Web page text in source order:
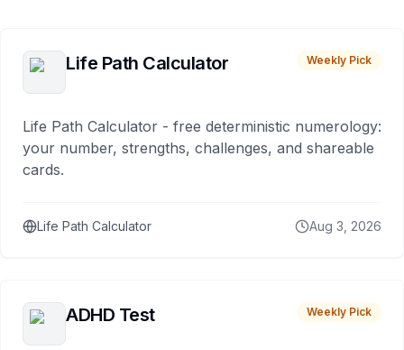
Life Path Calculator Weekly Pick
Life Path Calculator - free deterministic numerology:
your number, strengths, challenges, and shareable
cards.
Life Path Calculator Aug 3, 2026
ADHD Test Weekly Pick